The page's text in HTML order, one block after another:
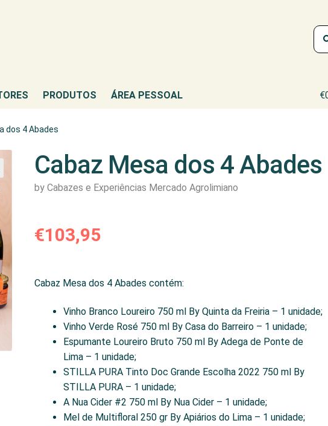
por:
PRODUTOS ÁREA PESSOAL €
dos 4 Abades
Cabaz Mesa dos 4 Abades
by Cabazes e Experiências Mercado Agrolimiano
€103,95
Cabaz Mesa dos 4 Abades contém:
Vinho Branco Loureiro 750 ml By Quinta da Freiria – 1 unidade;
Vinho Verde Rosé 750 ml By Casa do Barreiro – 1 unidade;
Espumante Loureiro Bruto 750 ml By Adega de Ponte de
Lima – 1 unidade;
STILLA PURA Tinto Doc Grande Escolha 2022 750 ml By
STILLA PURA – 1 unidade;
A Nua Cider #2 750 ml By Nua Cider – 1 unidade;
Mel de Multifloral 250 gr By Apiários do Lima – 1 unidade;